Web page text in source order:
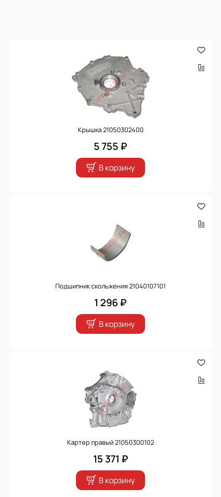
Крышка 21050302400
5 755 ₽
В корзину
Подшипник скольжения 21040107101
1 296 ₽
В корзину
Картер правый 21050300102
15 371 ₽
В корзину